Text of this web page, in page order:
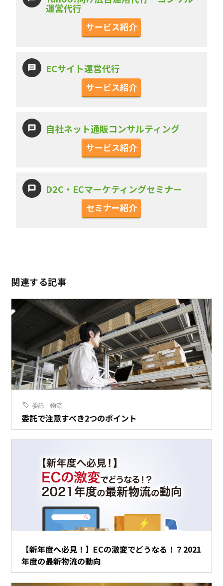
運営代行
サービス紹介
ECサイト運営代行
サービス紹介
自社ネット通販コンサルティング
サービス紹介
D2C・ECマーケティングセミナー
セミナー紹介
関連する記事
委託 物流
委託で注意すべき2つのポイント
【新年度へ必見！】ECの激変でどうなる！？2021
年度の最新物流の動向